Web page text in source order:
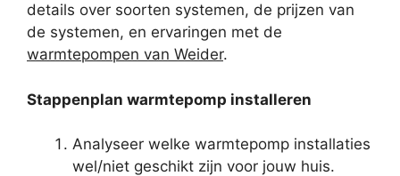
details over soorten systemen, de prijzen van
de systemen, en ervaringen met de
warmtepompen van Weider.
Stappenplan warmtepomp installeren
Analyseer welke warmtepomp installaties
wel/niet geschikt zijn voor jouw huis.